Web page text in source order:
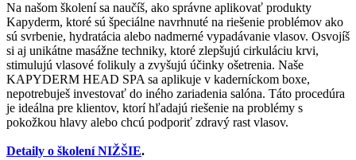
Na našom školení sa naučíš, ako správne aplikovať produkty
Kapyderm, ktoré sú špeciálne navrhnuté na riešenie problémov ako
sú svrbenie, hydratácia alebo nadmerné vypadávanie vlasov. Osvojíš
si aj unikátne masážne techniky, ktoré zlepšujú cirkuláciu krvi,
stimulujú vlasové folikuly a zvyšujú účinky ošetrenia. Naše
KAPYDERM HEAD SPA sa aplikuje v kaderníckom boxe,
nepotrebuješ investovať do iného zariadenia salóna. Táto procedúra
je ideálna pre klientov, ktorí hľadajú riešenie na problémy s
pokožkou hlavy alebo chcú podporiť zdravý rast vlasov.
Detaily o školení NIŽŠIE.